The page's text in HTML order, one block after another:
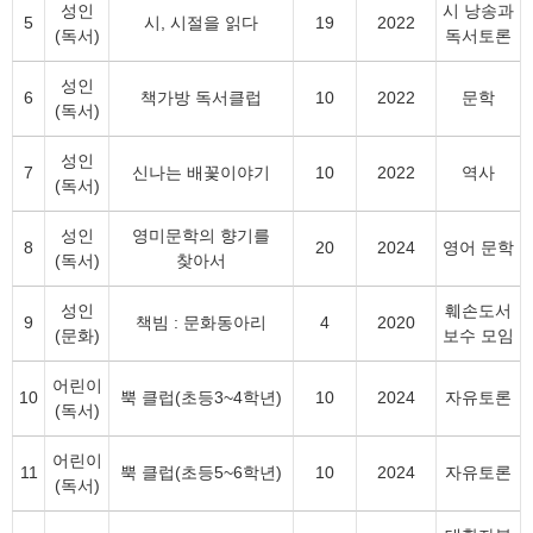
5
성인
(독서)
시, 시절을 읽다 19 2022
시 낭송과
독서토론
6
성인
(독서)
책가방 독서클럽 10 2022 문학
7
성인
(독서)
신나는 배꽃이야기 10 2022 역사
8
성인
(독서)
영미문학의 향기를
찾아서
20 2024 영어 문학
9
성인
(문화)
책빔 : 문화동아리 4 2020
훼손도서
보수 모임
10
어린이
(독서)
뿍 클럽(초등3~4학년) 10 2024 자유토론
11
어린이
(독서)
뿍 클럽(초등5~6학년) 10 2024 자유토론